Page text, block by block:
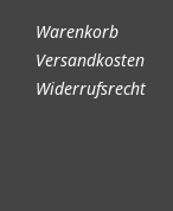
Warenkorb
Versandkosten
Widerrufsrecht